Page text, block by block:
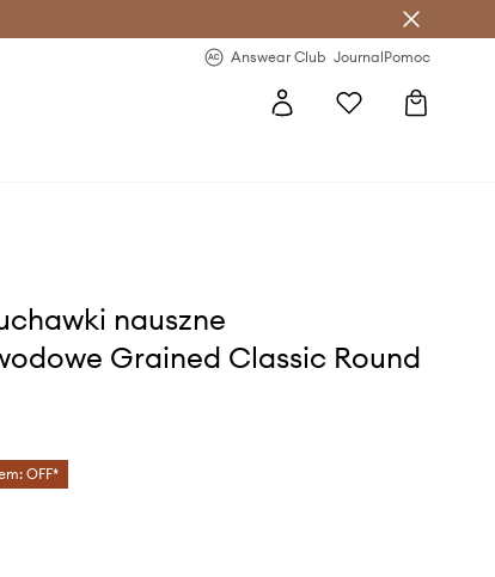
Answear Club JournalPomoc
nauszne
Grained Classic Round
OFF*